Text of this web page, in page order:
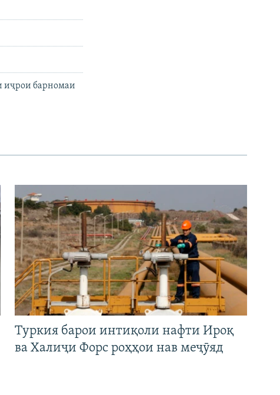
иҷрои барномаи
Туркия барои интиқоли нафти Ироқ
ва Халиҷи Форс роҳҳои нав меҷӯяд